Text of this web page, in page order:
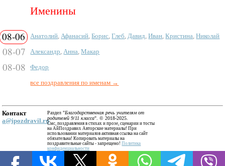
Именины
08-06 Анатолий,Афанасий,Борис,Глеб,Давид,Иван,Кристина,Николай
08-07 Александр,Анна,Макар
08-08 Федор
все поздравления по именам →
Контакт
a@ipozdravil.ru
Раздел "Благодарственная речь учителям от
родителей 9/11 класса". © 2018-2025.
Смс, поздравления в стихах и прозе, сценарии и тосты
на АйПоздравил. Авторские материалы! При
использовании материалов активная ссылка на сайт
обязательна! Копировать материалы на
поздравительные сайты - запрещено!Политика
конфиденциальности